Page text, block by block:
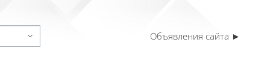
Объявления сайта ►